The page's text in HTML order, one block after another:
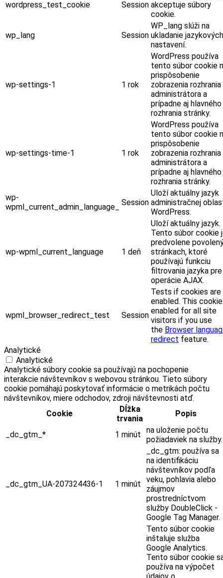
wordpress_test_cookie Session akceptuje súbory
cookie.
wp_lang Session
WP_lang slúži na
ukladanie jazykových
nastavení.
wp-settings-1 1 rok
WordPress používa
tento súbor cookie
prispôsobenie
zobrazenia rozhrania
administrátora a
prípadne aj hlavného
rozhrania stránky.
wp-settings-time-1 1 rok
WordPress používa
tento súbor cookie
prispôsobenie
zobrazenia rozhrania
administrátora a
prípadne aj hlavného
rozhrania stránky.
wp-
wpml_current_admin_language_
Session
Uloží aktuálny jazyk
administračnej
WordPress.
wp-wpml_current_language 1 deň
Uloží aktuálny jazyk.
Tento súbor cookie
predvolene
stránkach, ktoré
používajú funkciu
filtrovania jazyka pre
operácie AJAX.
wpml_browser_redirect_test Session
Tests if cookies are
enabled. This
enabled for all site
visitors if you use
the Browser
redirect feature.
Analytické
Analytické
Analytické súbory cookie sa používajú na pochopenie
interakcie návštevníkov s webovou stránkou. Tieto súbory
cookie pomáhajú poskytovať informácie o metrikách počtu
návštevníkov, miere odchodov, zdroji návštevnosti atď.
Cookie
Dĺžka
trvania
Popis
_dc_gtm_* 1 minút
na uloženie počtu
požiadaviek na služby.
_dc_gtm_UA-207324436-1 1 minút
_dc_gtm: používa sa
na identifikáciu
návštevníkov podľa
veku, pohlavia alebo
záujmov
prostredníctvom
služby DoubleClick -
Google Tag Manager.
Tento súbor cookie
inštaluje služba
Google Analytics.
Tento súbor cookie
používa na výpočet
údajov o